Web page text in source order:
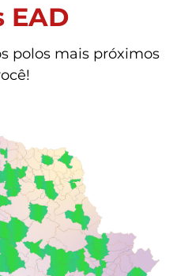
EAD
polos mais próximos